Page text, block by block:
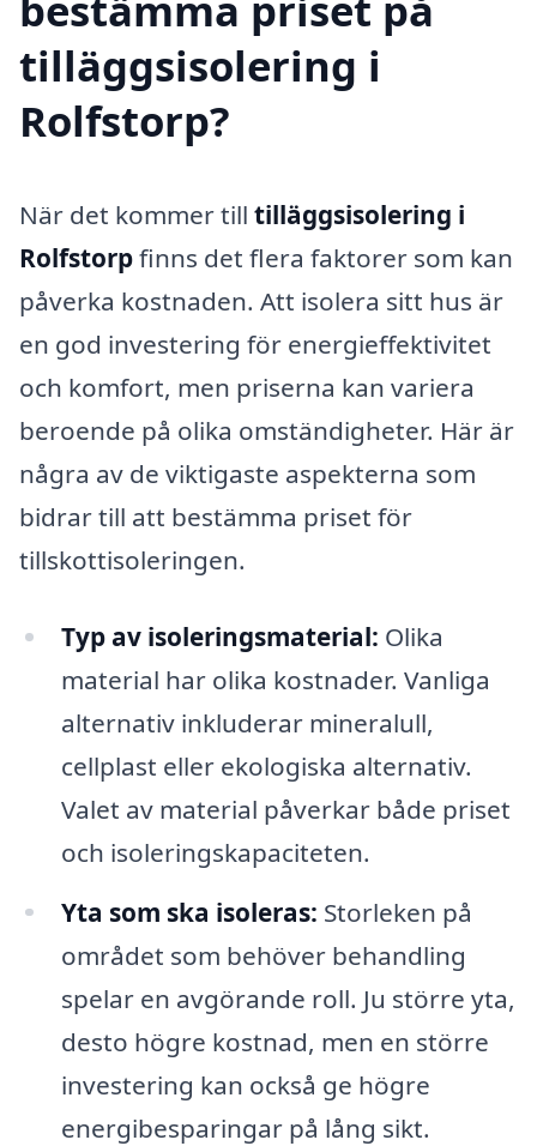
tilläggsisolering i
Rolfstorp?
När det kommer till tilläggsisolering i
Rolfstorpfinns det flera faktorer som kan
påverka kostnaden. Att isolera sitt hus är
en god investering för energieffektivitet
och komfort, men priserna kan variera
beroende på olika omständigheter. Här är
några av de viktigaste aspekterna som
bidrar till att bestämma priset för
tillskottisoleringen.
Typ av isoleringsmaterial: Olika
material har olika kostnader. Vanliga
alternativ inkluderar mineralull,
cellplast eller ekologiska alternativ.
Valet av material påverkar både priset
och isoleringskapaciteten.
Yta som ska isoleras: Storleken på
området som behöver behandling
spelar en avgörande roll. Ju större yta,
desto högre kostnad, men en större
investering kan också ge högre
energibesparingar på lång sikt.